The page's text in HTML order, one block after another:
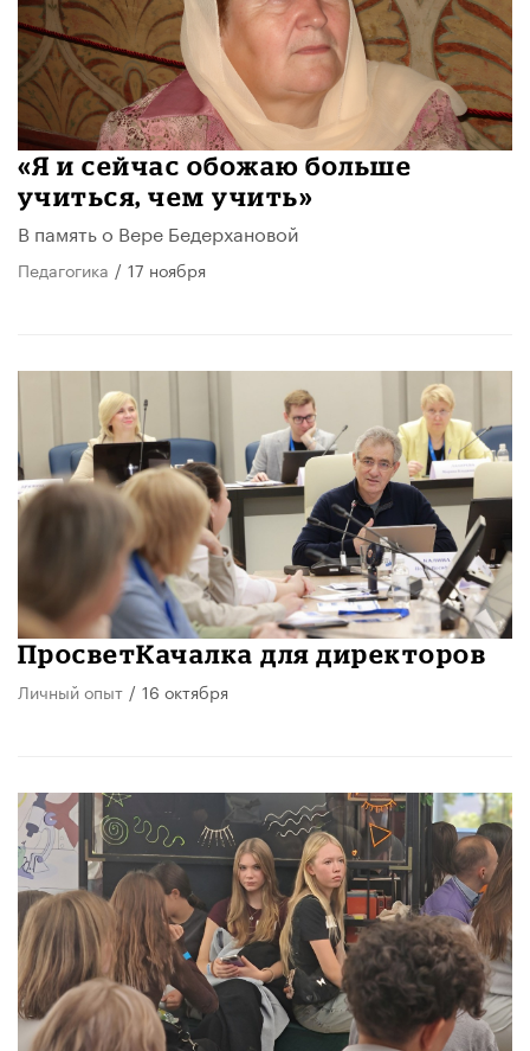
«Я и сейчас обожаю больше
учиться, чем учить»
В память о Вере Бедерхановой
Педагогика / 17 ноября
ПросветКачалка для директоров
Личный опыт / 16 октября